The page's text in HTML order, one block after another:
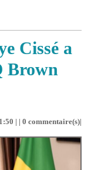
Cissé a
Brown
| | 0 commentaire(s)|